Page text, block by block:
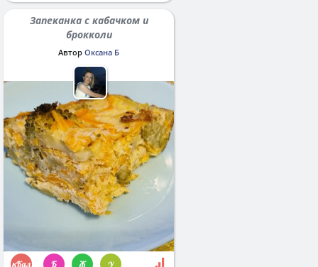
Запеканка с кабачком и
брокколи
Автор Оксана Б